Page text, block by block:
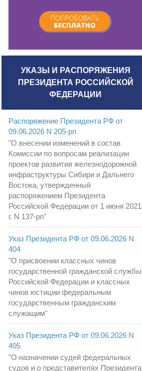
УКАЗЫ И РАСПОРЯЖЕНИЯ
ПРЕЗИДЕНТА РОССИЙСКОЙ
ФЕДЕРАЦИИ
Распоряжение Президента РФ от
09.06.2026 N 205-рп
"О внесении изменений в состав
Комиссии по вопросам реализации
проектов развития железнодорожной
инфраструктуры Сибири и Дальнего
Востока, утвержденный
распоряжением Президента
Российской Федерации от 1 июня 2021
г. N 137-рп"
Указ Президента РФ от 09.06.2026 N
404
"О присвоении классных чинов
государственной гражданской службы
Российской Федерации и классных
чинов юстиции федеральным
государственным гражданским
служащим"
Указ Президента РФ от 09.06.2026 N
405
"О назначении судей федеральных
судов и о представителях Президента